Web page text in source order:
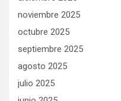
noviembre 2025
octubre 2025
septiembre 2025
agosto 2025
julio 2025